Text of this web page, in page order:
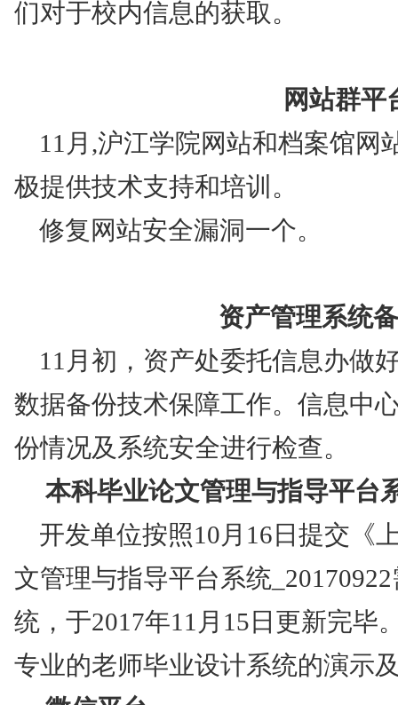
们对于校内信息的获取。
网站群平
11 月 ,沪江学院网站和档案馆网
极提供技术支持和培训。
修复网站安全漏洞一个。
资产管理系统
11 月初，资产处委托信息办做
数据备份技术保障工作。信息中
份情况及系统安全进行检查。
本科毕业论文管理与指导平台
开发单位按照10月 16 日提交《
文管理与指导平台系统 _20170922
统，于2017年11 月 15 日更新完毕
专业的老师毕业设计系统的演示